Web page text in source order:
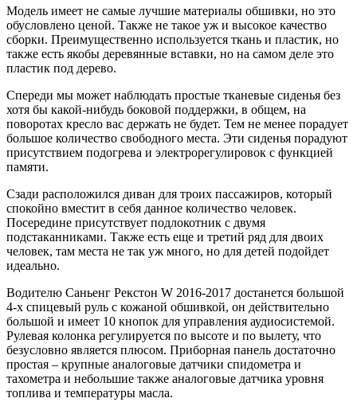
Модель имеет не самые лучшие материалы обшивки, но это
обусловлено ценой. Также не такое уж и высокое качество
сборки. Преимущественно используется ткань и пластик, но
также есть якобы деревянные вставки, но на самом деле это
пластик под дерево.
Спереди мы может наблюдать простые тканевые сиденья без
хотя бы какой-нибудь боковой поддержки, в общем, на
поворотах кресло вас держать не будет. Тем не менее порадует
большое количество свободного места. Эти сиденья порадуют
присутствием подогрева и электрорегулировок с функцией
памяти.
Сзади расположился диван для троих пассажиров, который
спокойно вместит в себя данное количество человек.
Посередине присутствует подлокотник с двумя
подстаканниками. Также есть еще и третий ряд для двоих
человек, там места не так уж много, но для детей подойдет
идеально.
Водителю Саньенг Рекстон W 2016-2017 достанется большой
4-х спицевый руль с кожаной обшивкой, он действительно
большой и имеет 10 кнопок для управления аудиосистемой.
Рулевая колонка регулируется по высоте и по вылету, что
безусловно является плюсом. Приборная панель достаточно
простая – крупные аналоговые датчики спидометра и
тахометра и небольшие также аналоговые датчика уровня
топлива и температуры масла.